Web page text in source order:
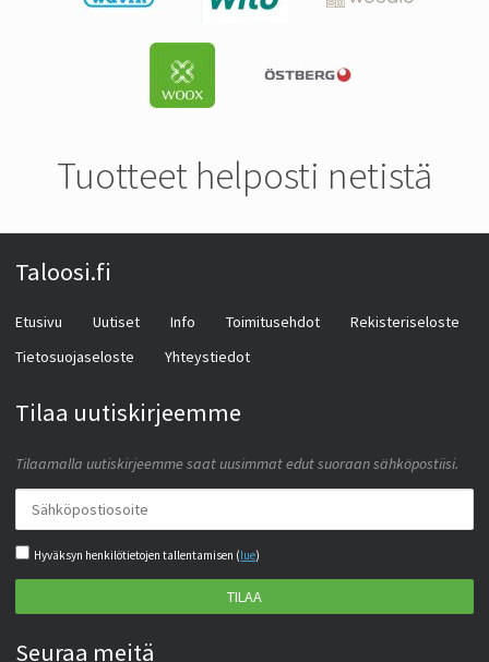
Tuotteet helposti netistä
Taloosi.fi
Etusivu Uutiset Info Toimitusehdot
Rekisteriseloste
Tietosuojaseloste
Yhteystiedot
Tilaa uutiskirjeemme
Tilaamalla uutiskirjeemme saat uusimmat edut suoraan sähköpostiisi.
Hyväksyn henkilötietojen tallentamisen (lue)
TILAA
Seuraa meitä